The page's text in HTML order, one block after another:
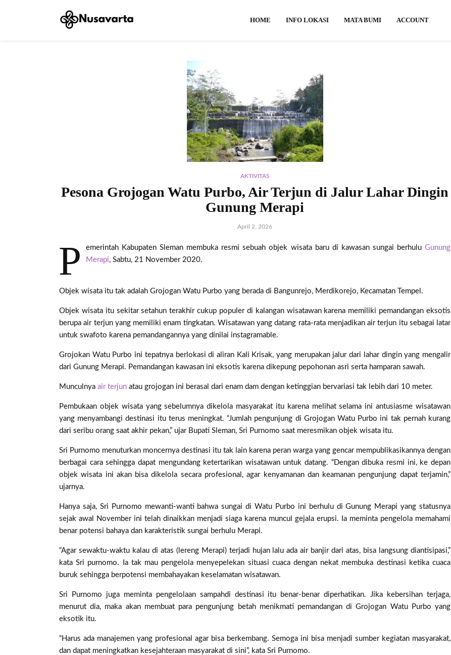
HOME INFO LOKASI MATA BUMI ACCOUNT
AKTIVITAS
Pesona Grojogan Watu Purbo, Air Terjun di Jalur Lahar Dingin
Gunung Merapi
April 2, 2026
P emerintah Kabupaten Sleman membuka resmi sebuah objek wisata baru di kawasan sungai berhulu Gunung
Merapi, Sabtu, 21 November 2020.
Objek wisata itu tak adalah Grojogan Watu Purbo yang berada di Bangunrejo, Merdikorejo, Kecamatan Tempel.
Objek wisata itu sekitar setahun terakhir cukup populer di kalangan wisatawan karena memiliki pemandangan eksotis
berupa air terjun yang memiliki enam tingkatan. Wisatawan yang datang rata-rata menjadikan air terjun itu sebagai latar
untuk swafoto karena pemandangannya yang dinilai instagramable.
Grojokan Watu Purbo ini tepatnya berlokasi di aliran Kali Krisak, yang merupakan jalur dari lahar dingin yang mengalir
dari Gunung Merapi. Pemandangan kawasan ini eksotis karena dikepung pepohonan asri serta hamparan sawah.
Munculnya air terjun atau grojogan ini berasal dari enam dam dengan ketinggian bervariasi tak lebih dari 10 meter.
Pembukaan objek wisata yang sebelumnya dikelola masyarakat itu karena melihat selama ini antusiasme wisatawan
yang menyambangi destinasi itu terus meningkat. “Jumlah pengunjung di Grojogan Watu Purbo ini tak pernah kurang
dari seribu orang saat akhir pekan,” ujar Bupati Sleman, Sri Purnomo saat meresmikan objek wisata itu.
Sri Purnomo menuturkan moncernya destinasi itu tak lain karena peran warga yang gencar mempublikasikannya dengan
berbagai cara sehingga dapat mengundang ketertarikan wisatawan untuk datang. “Dengan dibuka resmi ini, ke depan
objek wisata ini akan bisa dikelola secara profesional, agar kenyamanan dan keamanan pengunjung dapat terjamin,”
ujarnya.
Hanya saja, Sri Purnomo mewanti-wanti bahwa sungai di Watu Purbo ini berhulu di Gunung Merapi yang statusnya
sejak awal November ini telah dinaikkan menjadi siaga karena muncul gejala erupsi. Ia meminta pengelola memahami
benar potensi bahaya dan karakteristik sungai berhulu Merapi.
“Agar sewaktu-waktu kalau di atas (lereng Merapi) terjadi hujan lalu ada air banjir dari atas, bisa langsung diantisipasi,”
kata Sri purnomo. Ia tak mau pengelola menyepelekan situasi cuaca dengan nekat membuka destinasi ketika cuaca
buruk sehingga berpotensi membahayakan keselamatan wisatawan.
Sri Purnomo juga meminta pengelolaan sampahdi destinasi itu benar-benar diperhatikan. Jika kebersihan terjaga,
menurut dia, maka akan membuat para pengunjung betah menikmati pemandangan di Grojogan Watu Purbo yang
eksotik itu.
“Harus ada manajemen yang profesional agar bisa berkembang. Semoga ini bisa menjadi sumber kegiatan masyarakat,
dan dapat meningkatkan kesejahteraan masyarakat di sini”, kata Sri Purnomo.